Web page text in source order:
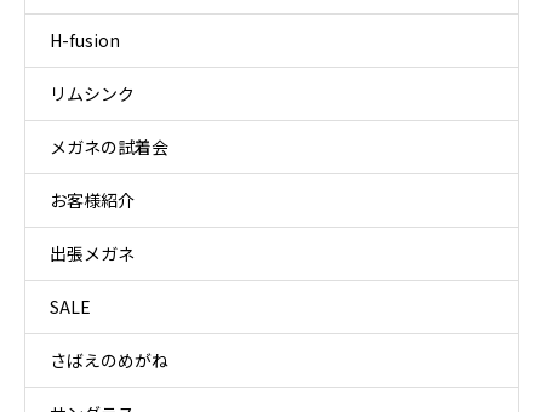
H-fusion
リムシンク
メガネの試着会
お客様紹介
出張メガネ
SALE
さばえのめがね